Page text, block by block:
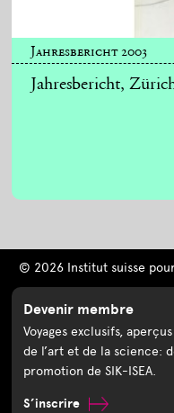
Jahresbericht 2003
Jahresbericht,
© 2026 Institut suisse pour
Devenir membre
Voyages exclusifs,
de l’art et de la science:
promotion de SIK-ISEA.
S’inscrire